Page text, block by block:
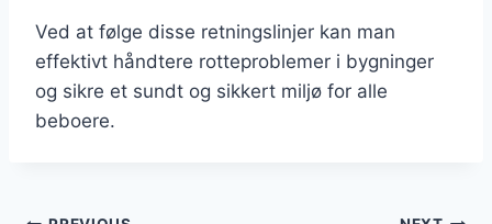
Ved at følge disse retningslinjer kan man
effektivt håndtere rotteproblemer i bygninger
og sikre et sundt og sikkert miljø for alle
beboere.